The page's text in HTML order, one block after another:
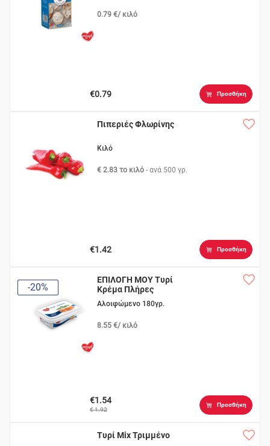
0.79 €/ κιλό
€0.79 Προσθήκη
Πιπεριές Φλωρίνης
Κιλό
€ 2.83 το κιλό - ανά 500 γρ.
€1.42 Προσθήκη
-20%
ΕΠΙΛΟΓΗ ΜΟΥ Τυρί
Κρέμα Πλήρες
Αλοιφώμενο 180γρ.
8.55 €/ κιλό
€1.54
€ 1.92
Προσθήκη
Τυρί Mix Τριμμένο